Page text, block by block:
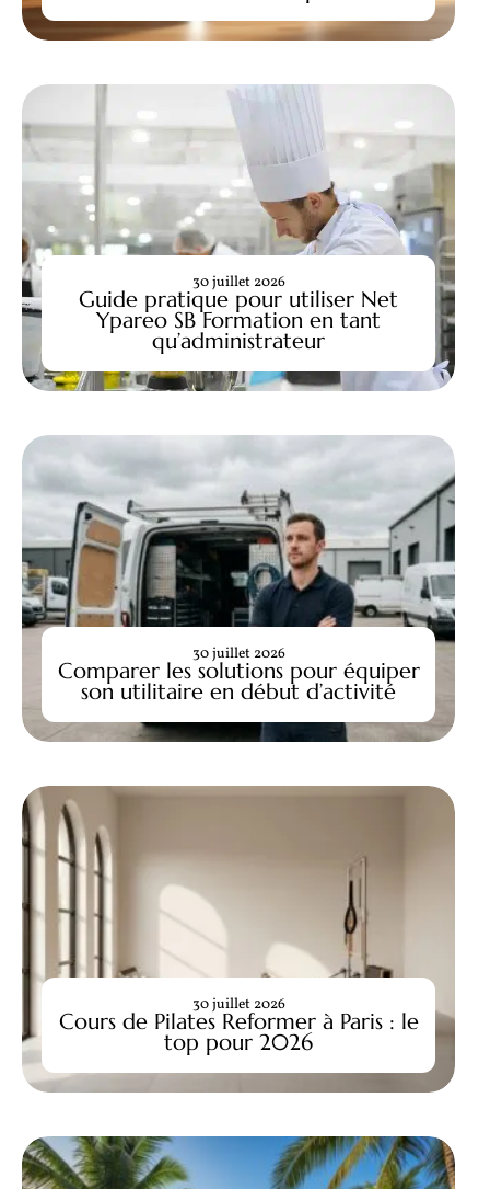
Guide pratique pour utiliser Net
Ypareo SB Formation en tant
qu’administrateur
30 juillet 2026
Comparer les solutions pour équiper
son utilitaire en début d’activité
30 juillet 2026
Cours de Pilates Reformer à Paris : le
top pour 2026
30 juillet 2026